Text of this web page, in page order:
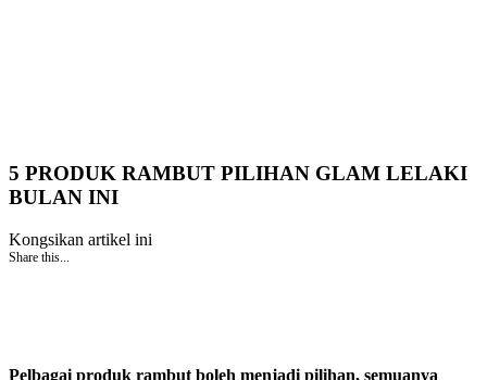
5 PRODUK RAMBUT PILIHAN GLAM LELAKI
BULAN INI
Kongsikan artikel ini
Share this...
Pelbagai produk rambut boleh menjadi pilihan, semuanya